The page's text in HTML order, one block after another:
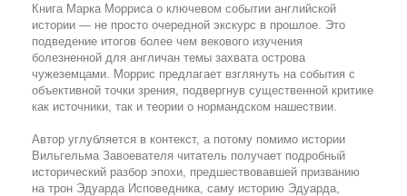
Книга Марка Морриса о ключевом событии английской
истории — не просто очередной экскурс в прошлое. Это
подведение итогов более чем векового изучения
болезненной для англичан темы захвата острова
чужеземцами. Моррис предлагает взглянуть на события с
объективной точки зрения, подвергнув существенной критике
как источники, так и теории о нормандском нашествии.
Автор углубляется в контекст, а потому помимо истории
Вильгельма Завоевателя читатель получает подробный
исторический разбор эпохи, предшествовавшей призванию
на трон Эдуарда Исповедника, саму историю Эдуарда,